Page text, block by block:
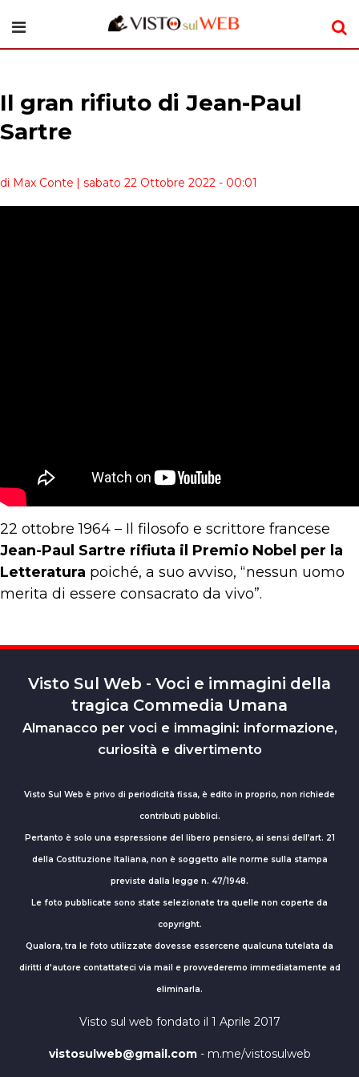
Il gran rifiuto di Jean-Paul
Sartre
di Max Conte | sabato 22 Ottobre 2022 - 00:01
22 ottobre 1964 – Il filosofo e scrittore francese
Jean-Paul Sartre rifiuta il Premio Nobel per la
Letteratura poiché, a suo avviso, “nessun uomo
merita di essere consacrato da vivo”.
Visto Sul Web - Voci e immagini della
tragica Commedia Umana
Almanacco per voci e immagini: informazione,
curiosità e divertimento
Visto Sul Web è privo di periodicità fissa, è edito in proprio, non richiede
contributi pubblici.
Pertanto è solo una espressione del libero pensiero, ai sensi dell’art. 21
della Costituzione Italiana, non è soggetto alle norme sulla stampa
previste dalla legge n. 47/1948.
Le foto pubblicate sono state selezionate tra quelle non coperte da
copyright.
Qualora, tra le foto utilizzate dovesse essercene qualcuna tutelata da
diritti d'autore contattateci via mail e provvederemo immediatamente ad
eliminarla.
Visto sul web fondato il 1 Aprile 2017
vistosulweb@gmail.com- m.me/vistosulweb